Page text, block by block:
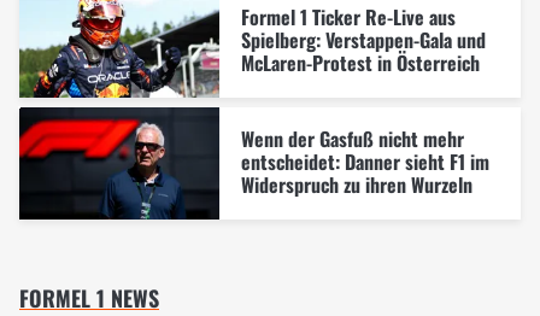
Formel 1 Ticker Re-Live aus
Spielberg: Verstappen-Gala und
McLaren-Protest in Österreich
Wenn der Gasfuß nicht mehr
entscheidet: Danner sieht F1 im
Widerspruch zu ihren Wurzeln
FORMEL 1 NEWS